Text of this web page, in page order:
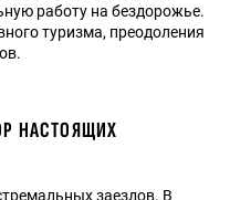
работу на бездорожье.
туризма, преодоления
НАСТОЯЩИХ
заездов. В